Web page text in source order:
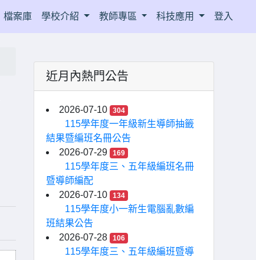
檔案庫 學校介紹 教師專區 科技應用 登入
近月內熱門公告
2026-07-10 304
115學年度一年級新生導師抽籤
結果暨編班名冊公告
2026-07-29
169
115學年度三、五年級編班名冊
暨導師編配
2026-07-10
134
115學年度小一新生電腦亂數編
班結果公告
2026-07-28
106
115學年度三、五年級編班暨導